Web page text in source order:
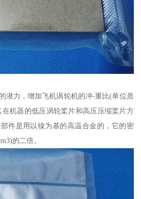
潜力，增加飞机涡轮机的冲-重比(单位质
机器的低压涡轮桨片和高压压缩桨片方
件是用以镍为基的高温合金的，它的密
的二倍。